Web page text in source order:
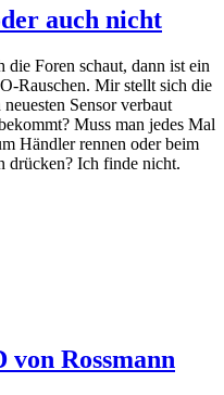
auch nicht
Foren schaut, dann ist ein
Rauschen. Mir stellt sich die
Sensor verbaut
Muss man jedes Mal
Händler rennen oder beim
drücken? Ich finde nicht.
von Rossmann